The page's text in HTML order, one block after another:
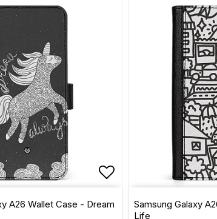
Add to list of
A26 Wallet Case - Dream
Samsung Galaxy
Life